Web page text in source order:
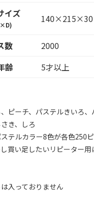
イズ
数
2000
齢
5才以上
ピーチ、パステルきいろ
き、しろ
テルカラー8色が各色250
買い足したいリピーター
入っておりません